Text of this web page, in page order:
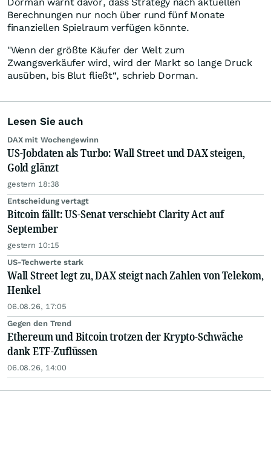
Berechnungen nur noch über rund fünf Monate
finanziellen Spielraum verfügen könnte.
"Wenn der größte Käufer der Welt zum
Zwangsverkäufer wird, wird der Markt so lange Druck
ausüben, bis Blut fließt“, schrieb Dorman.
Lesen Sie auch
DAX mit Wochengewinn
US-Jobdaten als Turbo: Wall Street und DAX steigen,
Gold glänzt
gestern 18:38
Entscheidung vertagt
Bitcoin fällt: US-Senat verschiebt Clarity Act auf
September
gestern 10:15
US-Techwerte stark
Wall Street legt zu, DAX steigt nach Zahlen von Telekom,
Henkel
06.08.26, 17:05
Gegen den Trend
Ethereum und Bitcoin trotzen der Krypto-Schwäche
dank ETF-Zuflüssen
06.08.26, 14:00